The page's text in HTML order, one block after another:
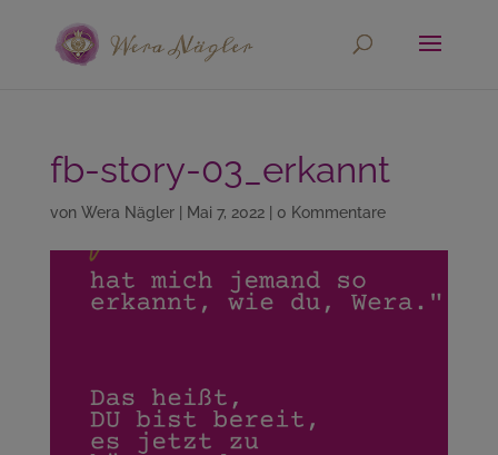
fb-story-03_erkannt
von Wera Nägler| Mai 7, 2022| 0 Kommentare